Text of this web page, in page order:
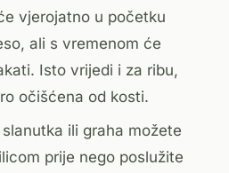
vjerojatno u početku
ali s vremenom će
Isto vrijedi i za ribu,
očišćena od kosti.
ili graha možete
prije nego poslužite